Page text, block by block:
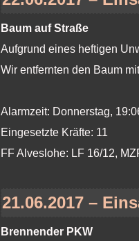
Baum auf Straße
Aufgrund eines heftigen
Wir entfernten den Baum
Alarmzeit: Donnerstag,
Eingesetzte Kräfte: 11
FF Alveslohe: LF 16/12,
21.06.2017 –
Brennender PKW